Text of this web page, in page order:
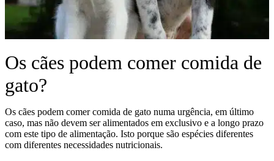
Os cães podem comer comida de
gato?
Os cães podem comer comida de gato numa urgência, em último
caso, mas não devem ser alimentados em exclusivo e a longo prazo
com este tipo de alimentação. Isto porque são espécies diferentes
com diferentes necessidades nutricionais.